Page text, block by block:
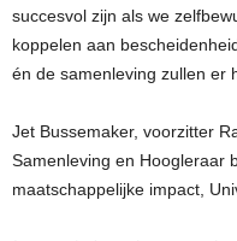
succesvol zijn als we
koppelen aan
én de samenleving zullen er
Jet Bussemaker, voorzitter
Samenleving en Hoogleraar
maatschappelijke impact,